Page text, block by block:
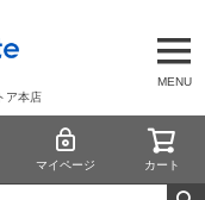
MENU
ア本店
マイページ カート